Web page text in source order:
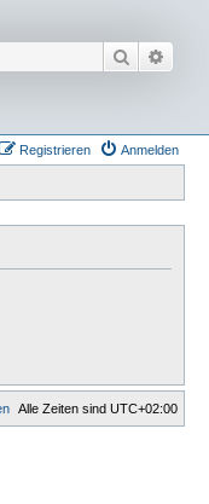
Suche
Anmelden
Registrieren
Alle Zeiten sind UTC+02:00